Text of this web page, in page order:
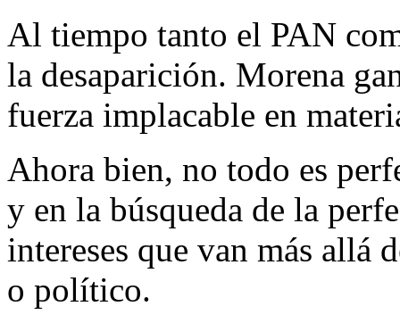
Al tiempo tanto el PAN
la desaparición. Morena
fuerza implacable en
Ahora bien, no todo es
y en la búsqueda de la
intereses que van más allá
o político.